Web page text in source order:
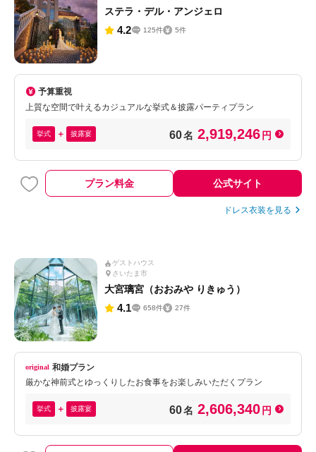
ステラ・デル・アンジェロ
4.2 125件 5件
予算重視
上質な空間で叶えるカジュアルな挙式＆披露パーティプラン
挙式 披露宴 60名 2,919,246 円
プラン料金 公式サイト
ドレス衣装を見る
ゲストハウス
さいたま市
大宮璃宮（おおみや りきゅう）
4.1 658件 27件
和婚プラン
厳かな神前式とゆっくりしたお食事をお楽しみいただくプラン
挙式 披露宴 60名 2,606,340 円